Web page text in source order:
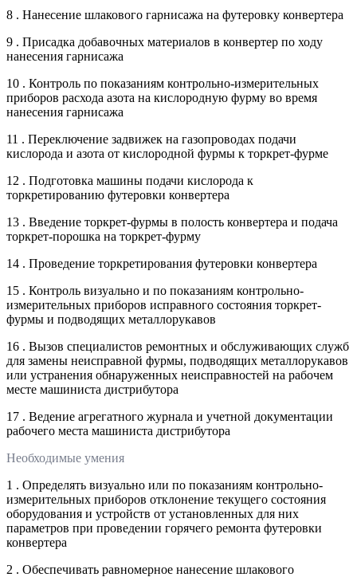
8 . Нанесение шлакового гарнисажа на футеровку конвертера
9 . Присадка добавочных материалов в конвертер по ходу
нанесения гарнисажа
10 . Контроль по показаниям контрольно-измерительных
приборов расхода азота на кислородную фурму во время
нанесения гарнисажа
11 . Переключение задвижек на газопроводах подачи
кислорода и азота от кислородной фурмы к торкрет-фурме
12 . Подготовка машины подачи кислорода к
торкретированию футеровки конвертера
13 . Введение торкрет-фурмы в полость конвертера и подача
торкрет-порошка на торкрет-фурму
14 . Проведение торкретирования футеровки конвертера
15 . Контроль визуально и по показаниям контрольно-
измерительных приборов исправного состояния торкрет-
фурмы и подводящих металлорукавов
16 . Вызов специалистов ремонтных и обслуживающих служб
для замены неисправной фурмы, подводящих металлорукавов
или устранения обнаруженных неисправностей на рабочем
месте машиниста дистрибутора
17 . Ведение агрегатного журнала и учетной документации
рабочего места машиниста дистрибутора
Необходимые умения
1 . Определять визуально или по показаниям контрольно-
измерительных приборов отклонение текущего состояния
оборудования и устройств от установленных для них
параметров при проведении горячего ремонта футеровки
конвертера
2 . Обеспечивать равномерное нанесение шлакового